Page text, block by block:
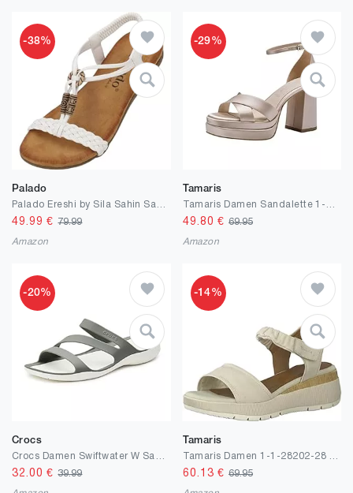
-38%
Palado
49.99 €79.99
Amazon
-29%
Tamaris
49.80 € 69.95
Amazon
-20%
Crocs
32.00 €39.99
-14%
Tamaris
60.13 € 69.95